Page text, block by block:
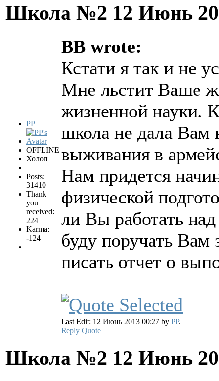
Школа №2 12 Июнь
PP
OFFLINE
Холоп
Posts:
31410
Thank
you
received:
224
Karma:
-124
BB wrote:
Кстати я так и не
Мне льстит Ваше
жизненной науки.
школа не дала Вам
выживания в
Нам придется
физической
ли Вы работать
буду поручать
писать отчет о
Last Edit: 12 Июнь 2013 00:27 by PP.
Reply Quote
Школа №2 12 Июнь